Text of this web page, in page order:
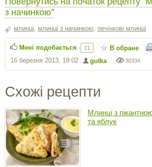
з начинкою"
млинці млинці з начинкою печінкові млинці
30334
gutka
16 березня 2013, 19:02
Мені подобається 11 В обране
Схожі рецепти
Млинці з
та яблук